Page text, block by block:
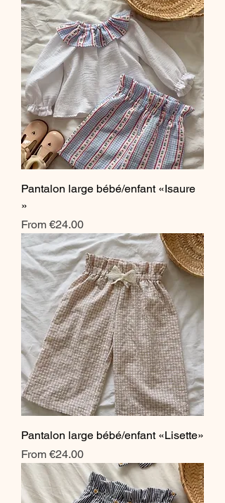
Pantalon large bébé/enfant «Isaure
»
From €24.00
Sale Price
Pantalon large bébé/enfant «Lisette»
From €24.00
Sale Price